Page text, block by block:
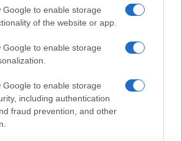
Google to enable storage
of the website or app.
Google to enable storage
Google to enable storage
including authentication
fraud prevention, and other
a noi indicare le più idonee e
fatto che nel nostro Paese,
idriche, siascandaloso
risorse economiche
di reti idriche che in
vecchie di secoli e si continui a